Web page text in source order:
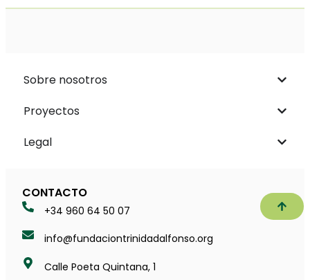
Sobre nosotros
Proyectos
Legal
CONTACTO
+34 960 64 50 07
info@fundaciontrinidadalfonso.org
Calle Poeta Quintana, 1